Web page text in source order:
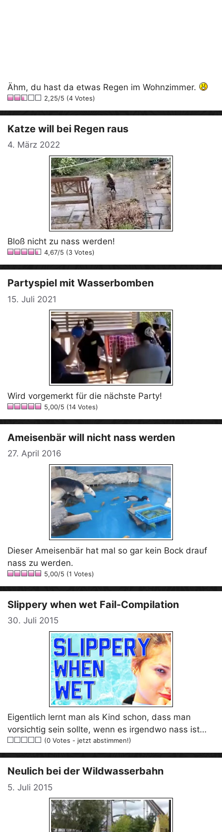
Ähm, du hast da etwas Regen im Wohnzimmer.
2,25/5 (4 Votes)
Katze will bei Regen raus
4. März 2022
Bloß nicht zu nass werden!
4,67/5 (3 Votes)
Partyspiel mit Wasserbomben
15. Juli 2021
Wird vorgemerkt für die nächste Party!
5,00/5 (14 Votes)
Ameisenbär will nicht nass werden
27. April 2016
Dieser Ameisenbär hat mal so gar kein Bock drauf
nass zu werden.
5,00/5 (1 Votes)
Slippery when wet Fail-Compilation
30. Juli 2015
Eigentlich lernt man als Kind schon, dass man
vorsichtig sein sollte, wenn es irgendwo nass ist…
(0 Votes - jetzt abstimmen!)
Neulich bei der Wildwasserbahn
5. Juli 2015